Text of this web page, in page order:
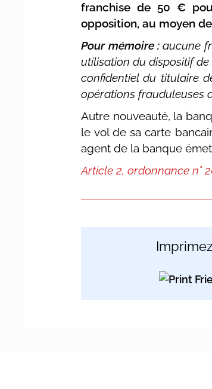
franchise de 50 €
opposition, au moyen
Pour mémoire : aucune
utilisation du dispositif de
confidentiel du titulaire
opérations frauduleuses
Autre nouveauté, la
le vol de sa carte
agent de la banque
Article 2, ordonnance n°